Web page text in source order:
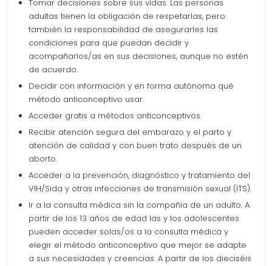
Tomar decisiones sobre sus vidas. Las personas
adultas tienen la obligación de respetarlas, pero
también la responsabilidad de asegurarles las
condiciones para que puedan decidir y
acompañarlos/as en sus decisiones, aunque no estén
de acuerdo.
Decidir con información y en forma autónoma qué
método anticonceptivo usar.
Acceder gratis a métodos anticonceptivos.
Recibir atención segura del embarazo y el parto y
atención de calidad y con buen trato después de un
aborto.
Acceder a la prevención, diagnóstico y tratamiento del
VIH/Sida y otras infecciones de transmisión sexual (ITS).
Ir a la consulta médica sin la compañía de un adulto. A
partir de los 13 años de edad las y los adolescentes
pueden acceder solas/os a la consulta médica y
elegir el método anticonceptivo que mejor se adapte
a sus necesidades y creencias. A partir de los dieciséis